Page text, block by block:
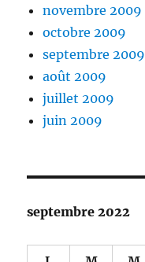
novembre 2009
octobre 2009
septembre 2009
août 2009
juillet 2009
juin 2009
septembre 2022